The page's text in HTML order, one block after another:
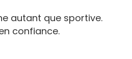
autant que sportive.
confiance.